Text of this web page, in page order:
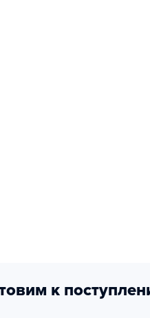
к